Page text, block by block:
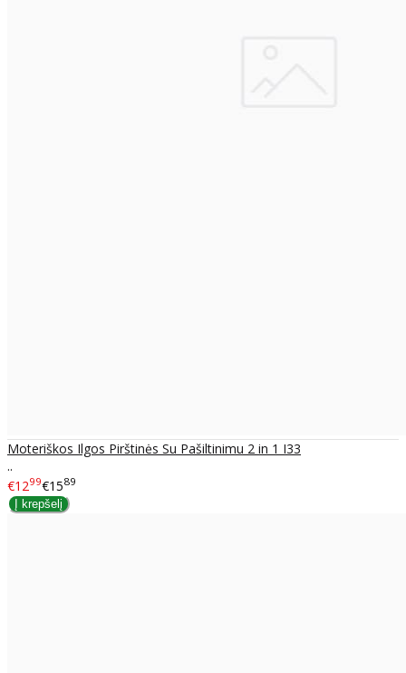
Moteriškos Ilgos Pirštinės Su Pašiltinimu 2 in 1 I33
..
€1299€1589